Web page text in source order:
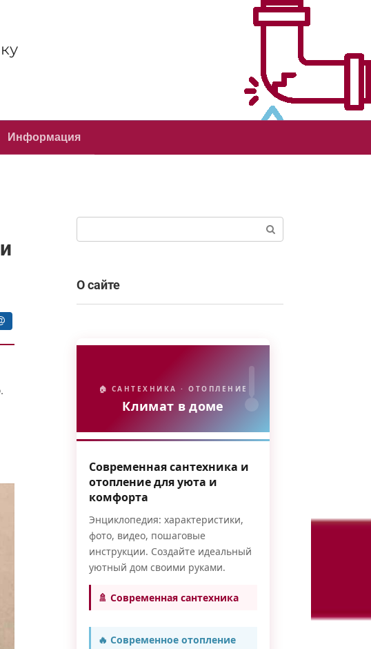
Информация
О сайте
🏠 САНТЕХНИКА · ОТОПЛЕНИЕ
Климат в доме
Современная сантехника и
отопление для уюта и
комфорта
Энциклопедия: характеристики,
фото, видео, пошаговые
инструкции. Создайте идеальный
уютный дом своими руками.
🚿 Современная сантехника
🔥 Современное отопление